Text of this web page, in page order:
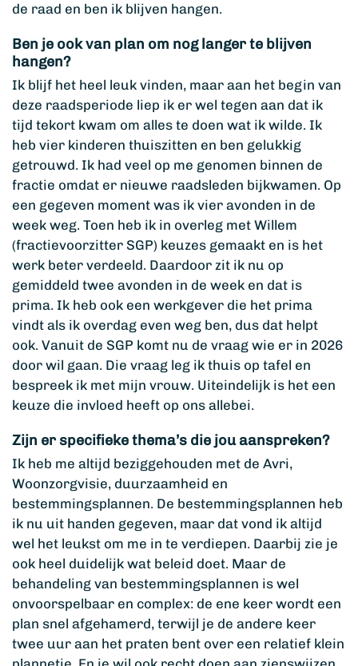
de raad en ben ik blijven hangen.
Ben je ook van plan om nog langer te blijven
hangen?
Ik blijf het heel leuk vinden, maar aan het begin van
deze raadsperiode liep ik er wel tegen aan dat ik
tijd tekort kwam om alles te doen wat ik wilde. Ik
heb vier kinderen thuiszitten en ben gelukkig
getrouwd. Ik had veel op me genomen binnen de
fractie omdat er nieuwe raadsleden bijkwamen. Op
een gegeven moment was ik vier avonden in de
week weg. Toen heb ik in overleg met Willem
(fractievoorzitter SGP) keuzes gemaakt en is het
werk beter verdeeld. Daardoor zit ik nu op
gemiddeld twee avonden in de week en dat is
prima. Ik heb ook een werkgever die het prima
vindt als ik overdag even weg ben, dus dat helpt
ook. Vanuit de SGP komt nu de vraag wie er in 2026
door wil gaan. Die vraag leg ik thuis op tafel en
bespreek ik met mijn vrouw. Uiteindelijk is het een
keuze die invloed heeft op ons allebei.
Zijn er specifieke thema’s die jou aanspreken?
Ik heb me altijd beziggehouden met de Avri,
Woonzorgvisie, duurzaamheid en
bestemmingsplannen. De bestemmingsplannen heb
ik nu uit handen gegeven, maar dat vond ik altijd
wel het leukst om me in te verdiepen. Daarbij zie je
ook heel duidelijk wat beleid doet. Maar de
behandeling van bestemmingsplannen is wel
onvoorspelbaar en complex: de ene keer wordt een
plan snel afgehamerd, terwijl je de andere keer
twee uur aan het praten bent over een relatief klein